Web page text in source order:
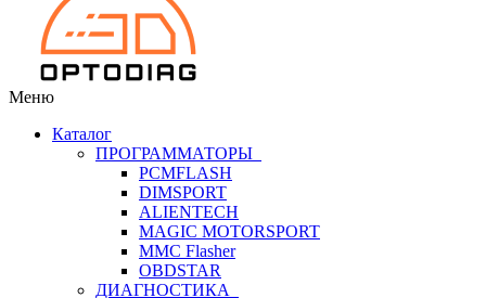
Меню
Каталог
ПРОГРАММАТОРЫ
PCMFLASH
DIMSPORT
ALIENTECH
MAGIC MOTORSPORT
MMC Flasher
OBDSTAR
ДИАГНОСТИКА